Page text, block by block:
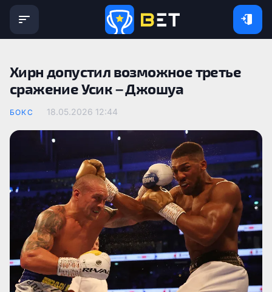
Хирн допустил возможное третье
сражение Усик – Джошуа
БОКС 18.05.2026 12:44